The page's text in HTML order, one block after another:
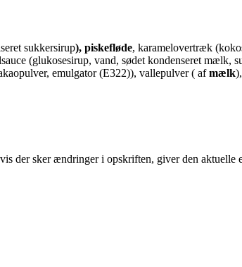
sukkersirup), piskefløde, karamelovertræk
(glukosesirup, vand, sødet kondenseret mælk,
emulgator (E322)), vallepulver ( afmælk
der sker ændringer i opskriften, giver den